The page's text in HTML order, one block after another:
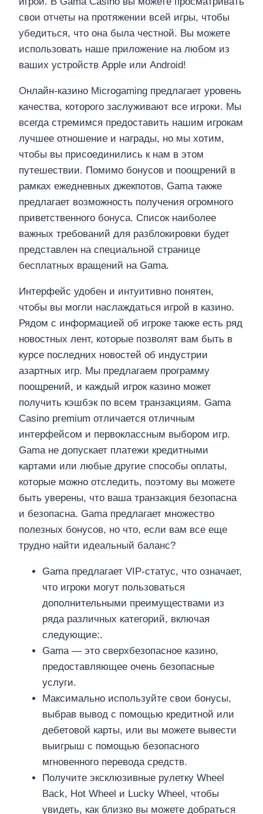
свои отчеты на протяжении всей игры, чтобы
убедиться, что она была честной. Вы можете
использовать наше приложение на любом из
ваших устройств Apple или Android!
Онлайн-казино Microgaming предлагает уровень
качества, которого заслуживают все игроки. Мы
всегда стремимся предоставить нашим игрокам
лучшее отношение и награды, но мы хотим,
чтобы вы присоединились к нам в этом
путешествии. Помимо бонусов и поощрений в
рамках ежедневных джекпотов, Gama также
предлагает возможность получения огромного
приветственного бонуса. Список наиболее
важных требований для разблокировки будет
представлен на специальной странице
бесплатных вращений на Gama.
Интерфейс удобен и интуитивно понятен,
чтобы вы могли наслаждаться игрой в казино.
Рядом с информацией об игроке также есть ряд
новостных лент, которые позволят вам быть в
курсе последних новостей об индустрии
азартных игр. Мы предлагаем программу
поощрений, и каждый игрок казино может
получить кэшбэк по всем транзакциям. Gama
Casino premium отличается отличным
интерфейсом и первоклассным выбором игр.
Gama не допускает платежи кредитными
картами или любые другие способы оплаты,
которые можно отследить, поэтому вы можете
быть уверены, что ваша транзакция безопасна
и безопасна. Gama предлагает множество
полезных бонусов, но что, если вам все еще
трудно найти идеальный баланс?
Gama предлагает VIP-статус, что означает,
что игроки могут пользоваться
дополнительными преимуществами из
ряда различных категорий, включая
следующие:.
Gama — это сверхбезопасное казино,
предоставляющее очень безопасные
услуги.
Максимально используйте свои бонусы,
выбрав вывод с помощью кредитной или
дебетовой карты, или вы можете вывести
выигрыш с помощью безопасного
мгновенного перевода средств.
Получите эксклюзивные рулетку Wheel
Back, Hot Wheel и Lucky Wheel, чтобы
увидеть, как близко вы можете добраться